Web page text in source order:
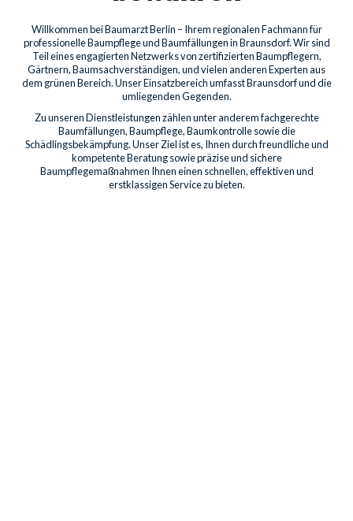
Willkommen bei Baumarzt Berlin – Ihrem regionalen Fachmann für
professionelle Baumpflege und Baumfällungen in Braunsdorf. Wir sind
Teil eines engagierten Netzwerks von zertifizierten Baumpflegern,
Gärtnern, Baumsachverständigen, und vielen anderen Experten aus
dem grünen Bereich. Unser Einsatzbereich umfasst Braunsdorf und die
umliegenden Gegenden.
Zu unseren Dienstleistungen zählen unter anderem fachgerechte
Baumfällungen, Baumpflege, Baumkontrolle sowie die
Schädlingsbekämpfung. Unser Ziel ist es, Ihnen durch freundliche und
kompetente Beratung sowie präzise und sichere
Baumpflegemaßnahmen Ihnen einen schnellen, effektiven und
erstklassigen Service zu bieten.